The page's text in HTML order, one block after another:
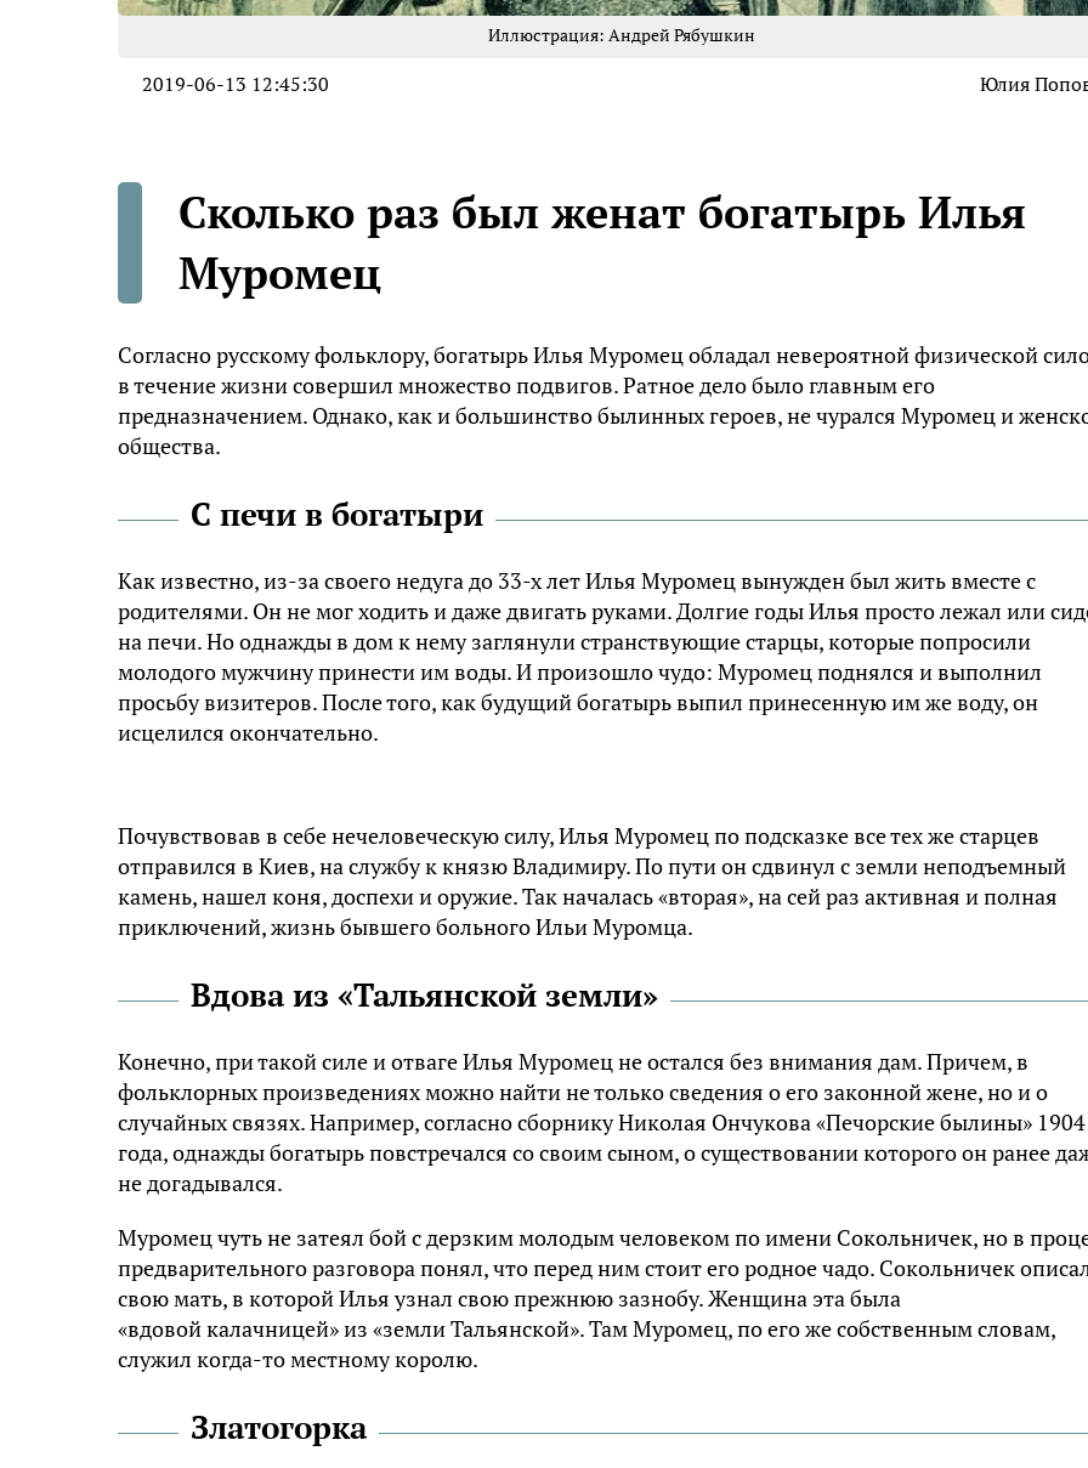
Иллюстрация: Андрей Рябушкин
2019-06-13 12:45:30 Юлия
Сколько раз был женат богатырь Илья
Муромец
Согласно русскому фольклору, богатырь Илья Муромец обладал невероятной физической
в течение жизни совершил множество подвигов. Ратное дело было главным его
предназначением. Однако, как и большинство былинных героев, не чурался Муромец и
общества.
С печи в богатыри
Как известно, из-за своего недуга до 33-х лет Илья Муромец вынужден был жить вместе с
родителями. Он не мог ходить и даже двигать руками. Долгие годы Илья просто лежал или
на печи. Но однажды в дом к нему заглянули странствующие старцы, которые попросили
молодого мужчину принести им воды. И произошло чудо: Муромец поднялся и выполнил
просьбу визитеров. После того, как будущий богатырь выпил принесенную им же воду, он
исцелился окончательно.
Почувствовав в себе нечеловеческую силу, Илья Муромец по подсказке все тех же старцев
отправился в Киев, на службу к князю Владимиру. По пути он сдвинул с земли неподъемный
камень, нашел коня, доспехи и оружие. Так началась «вторая», на сей раз активная и полная
приключений, жизнь бывшего больного Ильи Муромца.
Вдова из «Тальянской земли»
Конечно, при такой силе и отваге Илья Муромец не остался без внимания дам. Причем, в
фольклорных произведениях можно найти не только сведения о его законной жене, но и о
случайных связях. Например, согласно сборнику Николая Ончукова «Печорские былины» 1904
года, однажды богатырь повстречался со своим сыном, о существовании которого он ранее
не догадывался.
Муромец чуть не затеял бой с дерзким молодым человеком по имени Сокольничек, но в
предварительного разговора понял, что перед ним стоит его родное чадо. Сокольничек
свою мать, в которой Илья узнал свою прежнюю зазнобу. Женщина эта была
«вдовой калачницей» из «земли Тальянской». Там Муромец, по его же собственным словам,
служил когда-то местному королю.
Златогорка